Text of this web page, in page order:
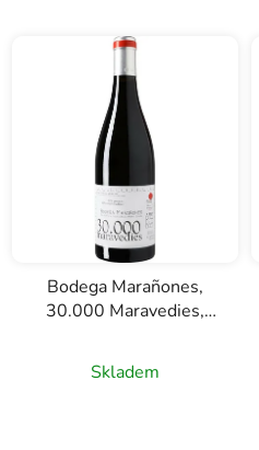
Bodega Marañones,
30.000 Maravedies,
červené víno, 0,75l
Skladem